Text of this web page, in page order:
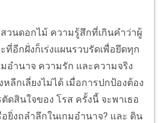
วนดอกไม้ ความรู้สึกที่เกินคำว่าผู้
อีกฝั่งก็เร่งแผนรวบรัดเพื่อยึดทุก
มอำนาจ ความรัก และความจริง
ลีกเลี่ยงไม่ได้ เมื่อการปกป้องต้อง
ดสินใจของ โรส ครั้งนี้ จะพาเธอ
ยิ่งถลำลึกในเกมอำนาจ? และ ดิน